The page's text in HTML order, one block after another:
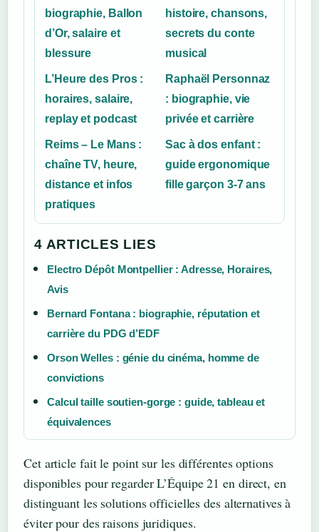
biographie, Ballon
d’Or, salaire et
blessure
histoire, chansons,
secrets du conte
musical
L’Heure des Pros :
horaires, salaire,
replay et podcast
Raphaël Personnaz
: biographie, vie
privée et carrière
Reims – Le Mans :
chaîne TV, heure,
distance et infos
pratiques
Sac à dos enfant :
guide ergonomique
fille garçon 3-7 ans
4 ARTICLES LIES
Electro Dépôt Montpellier : Adresse, Horaires,
Avis
Bernard Fontana : biographie, réputation et
carrière du PDG d’EDF
Orson Welles : génie du cinéma, homme de
convictions
Calcul taille soutien-gorge : guide, tableau et
équivalences
Cet article fait le point sur les différentes options
disponibles pour regarder L’Équipe 21 en direct, en
distinguant les solutions officielles des alternatives à
éviter pour des raisons juridiques.